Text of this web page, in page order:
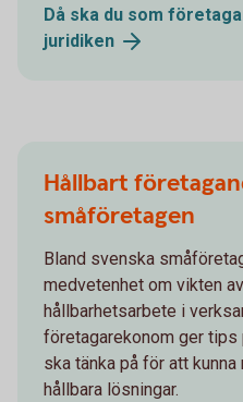
Då ska du som
juridiken
Hållbart
småföretagen
Bland svenska
medvetenhet om vikten
hållbarhetsarbete i
företagarekonom ger tips
ska tänka på för att
hållbara lösningar.